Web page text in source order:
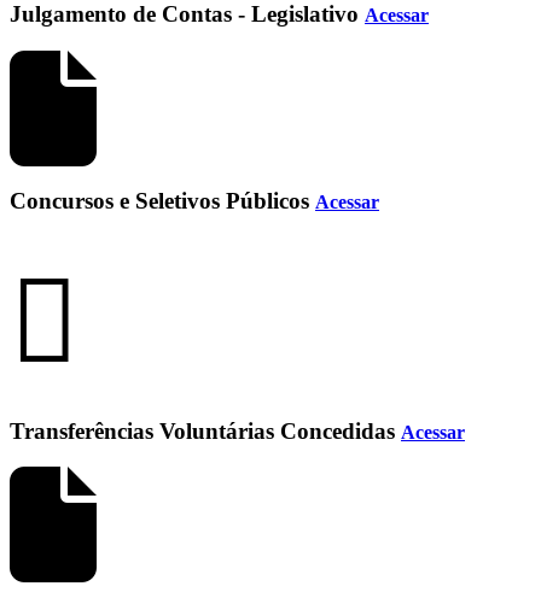
Julgamento de Contas - Legislativo Acessar
Concursos e Seletivos Públicos Acessar
Transferências Voluntárias Concedidas Acessar